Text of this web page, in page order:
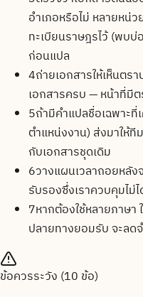
อำเภอหรือไม่ หลายหน่
ทะเบียนราษฎรไว้ (พบ
ก่อนแปล
4ถ่ายเอกสารให้เห็นตร
เอกสารครบ — หน้าที่มี
5ถ้ามีคำแปลชื่อเฉพาะ
ตำแหน่งงาน) ส่งมาให้
กับเอกสารชุดเดิม
6วางแผนเวลาถอยหลั
รับรองซึ่งเราควบคุมไม่
7หากต้องใช้หลายภาษ
ปลายทางยอมรับ จะลด
ข้อควรระวัง (10 ข้อ)